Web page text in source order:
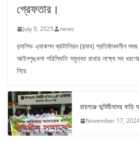
গ্রেফতার।
July 9, 2025 news
র‌্যাপিড এ্যাকশন ব্যাটালিয়ন (র‌্যাব) প্রতিষ্ঠাকালীন
আইনশৃঙ্খলা পরিস্থিতি সমুন্নত রাখার লক্ষ্যে সব
নিয়ে
রায়গঞ্জে ভূমিহীনদের
November 17,